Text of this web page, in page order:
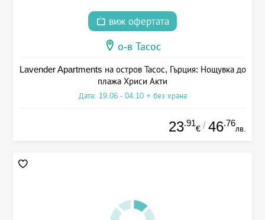
виж офертата
о-в Тасос
Lavender Apartments на остров Тасос, Гърция: Нощувка до
плажа Хриси Акти
Дата: 19.06 - 04.10 + без храна
23.91
€ / 46.76
лв.